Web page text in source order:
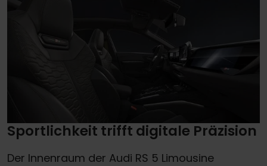
Sportlichkeit trifft digitale Präzision
Der Innenraum der Audi RS 5 Limousine